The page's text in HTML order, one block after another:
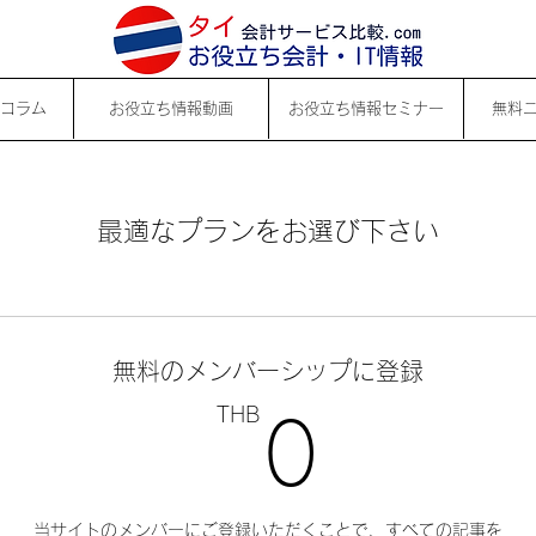
ラム お役立ち情報動画 お役立ち情報セミナー 無料
最適なプランをお選び下さい
無料のメンバーシップに登録
THB 0
当サイトのメンバーにご登録いただくことで、すべての記事を